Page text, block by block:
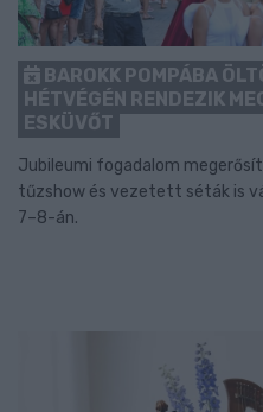
BAROKK POMPÁBA
HÉTVÉGÉN RENDEZIK
ESKÜVŐT
Jubileumi fogadalom
tűzshow és vezetett séták is
7–8-án.